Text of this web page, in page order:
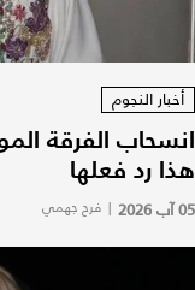
أخبار النجوم
انسحاب الفرقة
هذا رد فعلها
05 آب 2026 | فرح جهمي